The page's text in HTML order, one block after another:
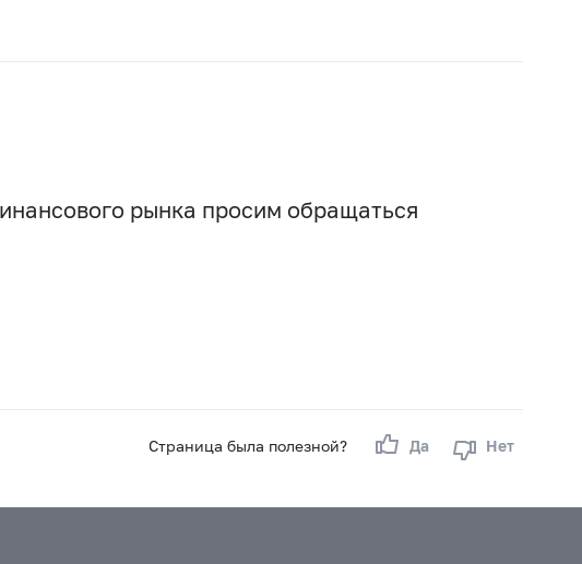
рынка просим обращаться
Страница была полезной? Да Нет